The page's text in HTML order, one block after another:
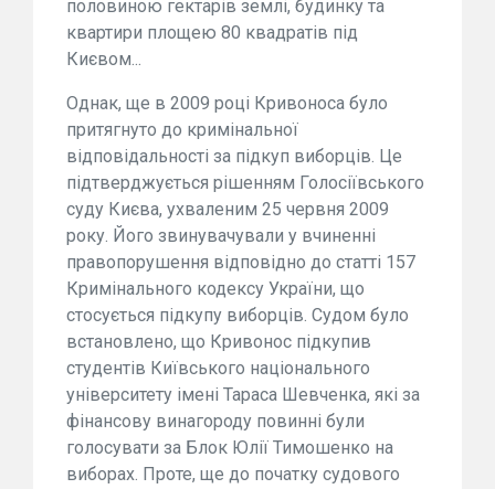
половиною гектарів землі, будинку та
квартири площею 80 квадратів під
Києвом...
Однак, ще в 2009 році Кривоноса було
притягнуто до кримінальної
відповідальності за підкуп виборців. Це
підтверджується рішенням Голосіївського
суду Києва, ухваленим 25 червня 2009
року. Його звинувачували у вчиненні
правопорушення відповідно до статті 157
Кримінального кодексу України, що
стосується підкупу виборців. Судом було
встановлено, що Кривонос підкупив
студентів Київського національного
університету імені Тараса Шевченка, які за
фінансову винагороду повинні були
голосувати за Блок Юлії Тимошенко на
виборах. Проте, ще до початку судового